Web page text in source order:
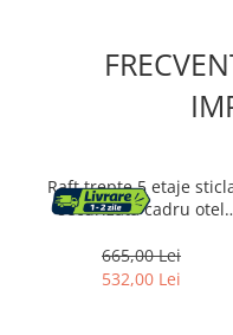
Raft trepte 5 etaje
securizata cadru otel
design elegant, auriu
665,00 Lei
532,00 Lei